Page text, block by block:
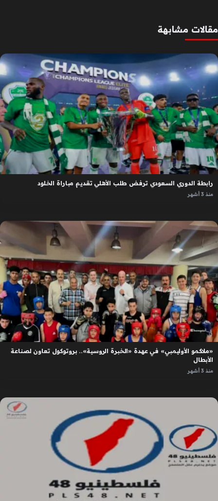
مقالات مشابهة
رابطة الدوري السعودي ترفض طلب الأهلي تقديم مباراة الخلود
منذ 3 أشهر
«ملاكمو الأوليمبي» في عهدة «الخبرة الروسية».. بروتوكول تعاون لصناعة
الأبطال
منذ 3 أشهر